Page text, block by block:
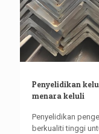
Penyelidikan
menara keluli
Penyelidikan
berkualiti tinggi